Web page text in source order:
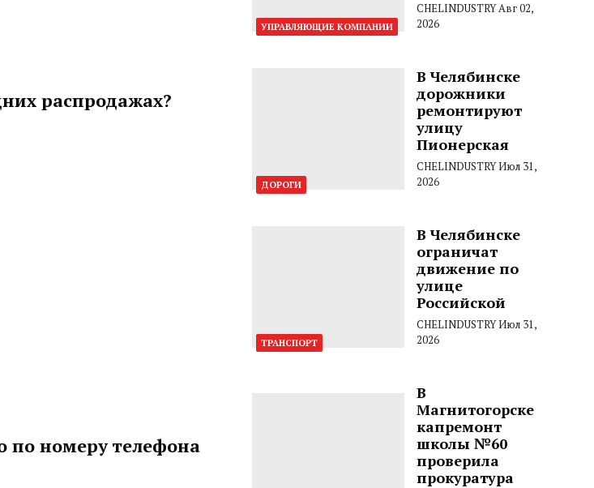
распродажах?
по номеру телефона
УПРАВЛЯЮЩИЕ КОМПАНИИ
CHELINDUSTRYАвг 02,
2026
ДОРОГИ
В Челябинске
дорожники
ремонтируют
улицу
Пионерская
CHELINDUSTRYИюл 31,
2026
ТРАНСПОРТ
В Челябинске
ограничат
движение по
улице
Российской
CHELINDUSTRYИюл 31,
2026
В
Магнитогорске
капремонт
школы №60
проверила
прокуратура